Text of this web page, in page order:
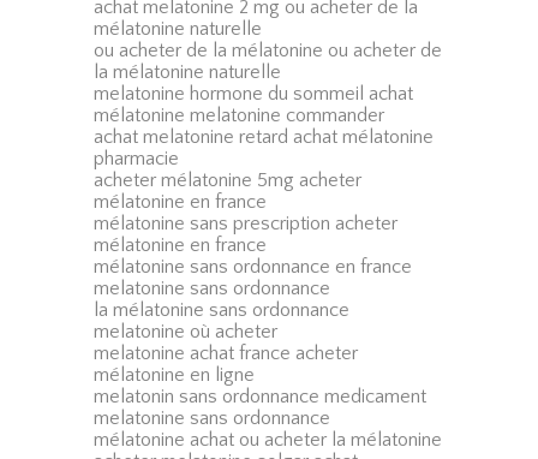
achat melatonine 2 mg ou acheter de la
mélatonine naturelle
ou acheter de la mélatonine ou acheter de
la mélatonine naturelle
melatonine hormone du sommeil achat
mélatonine melatonine commander
achat melatonine retard achat mélatonine
pharmacie
acheter mélatonine 5mg acheter
mélatonine en france
mélatonine sans prescription acheter
mélatonine en france
mélatonine sans ordonnance en france
melatonine sans ordonnance
la mélatonine sans ordonnance
melatonine où acheter
melatonine achat france acheter
mélatonine en ligne
melatonin sans ordonnance medicament
melatonine sans ordonnance
mélatonine achat ou acheter la mélatonine